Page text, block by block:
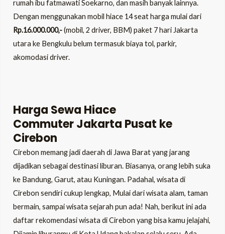
rumah ibu fatmawati Soekarno, dan masih banyak lainnya.
Dengan menggunakan mobil hiace 14 seat harga mulai dari
Rp.16.000.000,-(mobil, 2 driver, BBM) paket 7 hari Jakarta
utara ke Bengkulu belum termasuk biaya tol, parkir,
akomodasi driver.
Harga Sewa Hiace
Commuter Jakarta Pusat ke
Cirebon
Cirebon memang jadi daerah di Jawa Barat yang jarang
dijadikan sebagai destinasi liburan. Biasanya, orang lebih suka
ke Bandung, Garut, atau Kuningan. Padahal, wisata di
Cirebon sendiri cukup lengkap, Mulai dari wisata alam, taman
bermain, sampai wisata sejarah pun ada! Nah, berikut ini ada
daftar rekomendasi wisata di Cirebon yang bisa kamu jelajahi,